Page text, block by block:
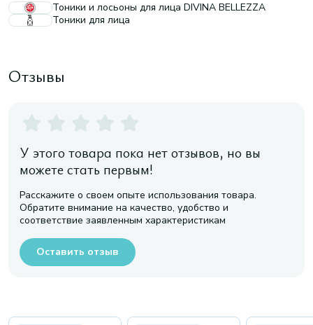
Тоники и лосьоны для лица DIVINA BELLEZZA
Тоники для лица
Отзывы
У этого товара пока нет отзывов, но вы
можете стать первым!
Расскажите о своем опыте использования товара.
Обратите внимание на качество, удобство и
соответствие заявленным характеристикам
Оставить отзыв